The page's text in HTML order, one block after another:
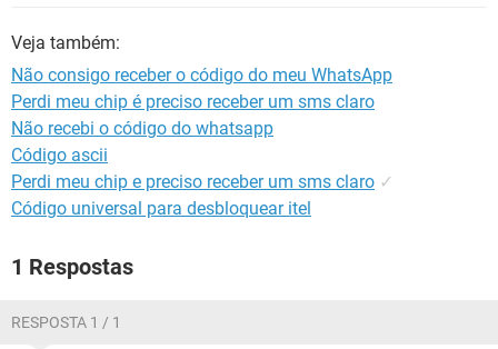
Veja também:
Não consigo receber o código do meu WhatsApp
Perdi meu chip é preciso receber um sms claro
Não recebi o código do whatsapp
Código ascii
Perdi meu chip e preciso receber um sms claro ✓
Código universal para desbloquear itel
1 Respostas
RESPOSTA 1 / 1